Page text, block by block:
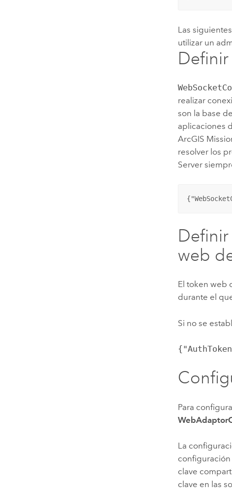
Las
utilizar un
realizar
son la base
aplicaciones
ArcGIS
resolver los
Server
web
El token web
durante el
Si no se
Para
La
clave
clave en las